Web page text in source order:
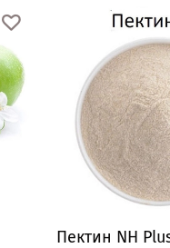
Пектин NH